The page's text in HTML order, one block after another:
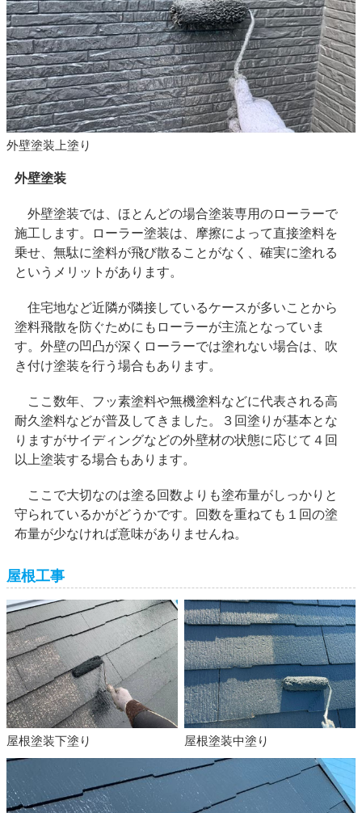
外壁塗装上塗り
外壁塗装
外壁塗装では、ほとんどの場合塗装専用のローラーで
施工します。ローラー塗装は、摩擦によって直接塗料を
乗せ、無駄に塗料が飛び散ることがなく、確実に塗れる
というメリットがあります。
住宅地など近隣が隣接しているケースが多いことから
塗料飛散を防ぐためにもローラーが主流となっていま
す。外壁の凹凸が深くローラーでは塗れない場合は、吹
き付け塗装を行う場合もあります。
ここ数年、フッ素塗料や無機塗料などに代表される高
耐久塗料などが普及してきました。３回塗りが基本とな
りますがサイディングなどの外壁材の状態に応じて４回
以上塗装する場合もあります。
ここで大切なのは塗る回数よりも塗布量がしっかりと
守られているかがどうかです。回数を重ねても１回の塗
布量が少なければ意味がありませんね。
屋根工事
屋根塗装下塗り 屋根塗装中塗り